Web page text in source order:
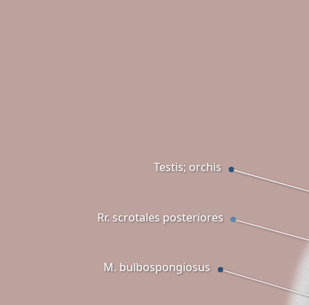
Rr. scrotales posteriores
M. bulbospongiosus
Testis; orchis